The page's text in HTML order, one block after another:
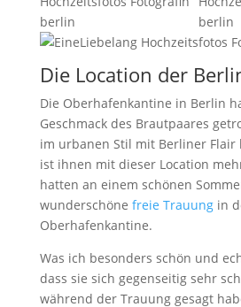
Die Location der
Die Oberhafenkantine in Berlin
Geschmack des Brautpaares
im urbanen Stil mit Berliner Flair
ist ihnen mit dieser Location
hatten an einem schönen
wunderschöne freie Trauungin
Oberhafenkantine.
Was ich besonders schön und
dass sie sich gegenseitig sehr
während der Trauung gesagt